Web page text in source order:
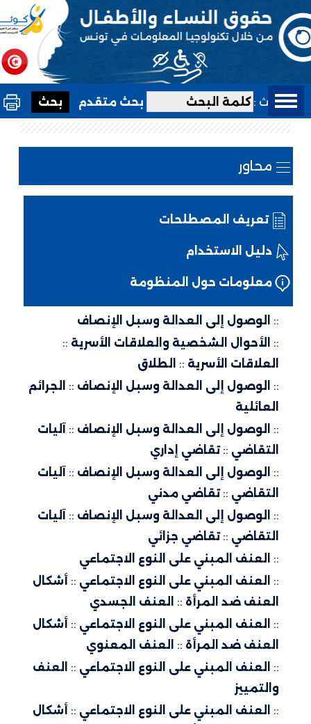
بحث : بحث متقدم
محاور
تعريف المصطلحات
دليل الاستخدام
معلومات حول المنظومة
الوصول إلى العدالة وسبل الإنصاف
الأحوال الشخصية والعلاقات الأسرية ::
العلاقات الأسرية :: الطلاق
الوصول إلى العدالة وسبل الإنصاف :: الجرائم
العائلية
الوصول إلى العدالة وسبل الإنصاف :: آليات
التقاضي :: تقاضي إداري
الوصول إلى العدالة وسبل الإنصاف :: آليات
التقاضي :: تقاضي مدني
الوصول إلى العدالة وسبل الإنصاف :: آليات
التقاضي :: تقاضي جزائي
العنف المبني على النوع الاجتماعي
العنف المبني على النوع الاجتماعي :: أشكال
العنف ضد المرأة :: العنف الجسدي
العنف المبني على النوع الاجتماعي :: أشكال
العنف ضد المرأة :: العنف المعنوي
العنف المبني على النوع الاجتماعي :: العنف
والتمييز
العنف المبني على النوع الاجتماعي :: أشكال